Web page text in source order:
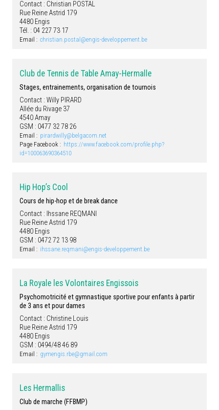
Contact : Christian POSTAL
Rue Reine Astrid 179
4480 Engis
Tél. : 04 227 73 17
Email : christian.postal@engis-developpement.be
Club de Tennis de Table Amay-Hermalle
Stages, entrainements, organisation de tournois
Contact : Willy PIRARD
Allée du Rivage 37
4540 Amay
GSM : 0477 32 78 26
Email : pirardwilly@belgacom.net
Page Facebook : https://www.facebook.com/profile.php?
id=100063690364510
Hip Hop’s Cool
Cours de hip-hop et de break dance
Contact : Ihssane REQMANI
Rue Reine Astrid 179
4480 Engis
GSM : 0472 72 13 98
Email : ihssane.reqmani@engis-developpement.be
La Royale les Volontaires Engissois
Psychomotricité et gymnastique sportive pour enfants à partir
de 3 ans et pour dames
Contact : Christine Louis
Rue Reine Astrid 179
4480 Engis
GSM : 0494/48 46 89
Email : gymengis.rbe@gmail.com
Les Hermallis
Club de marche (FFBMP)